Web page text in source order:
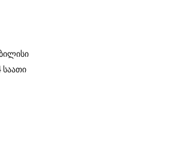
საათი